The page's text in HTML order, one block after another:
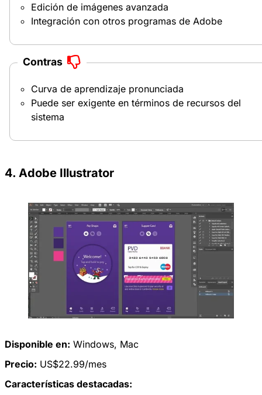
Edición de imágenes avanzada
Integración con otros programas de Adobe
Contras
Curva de aprendizaje pronunciada
Puede ser exigente en términos de recursos del
sistema
4. Adobe Illustrator
Disponible en: Windows, Mac
Precio: US$22.99/mes
Características destacadas: